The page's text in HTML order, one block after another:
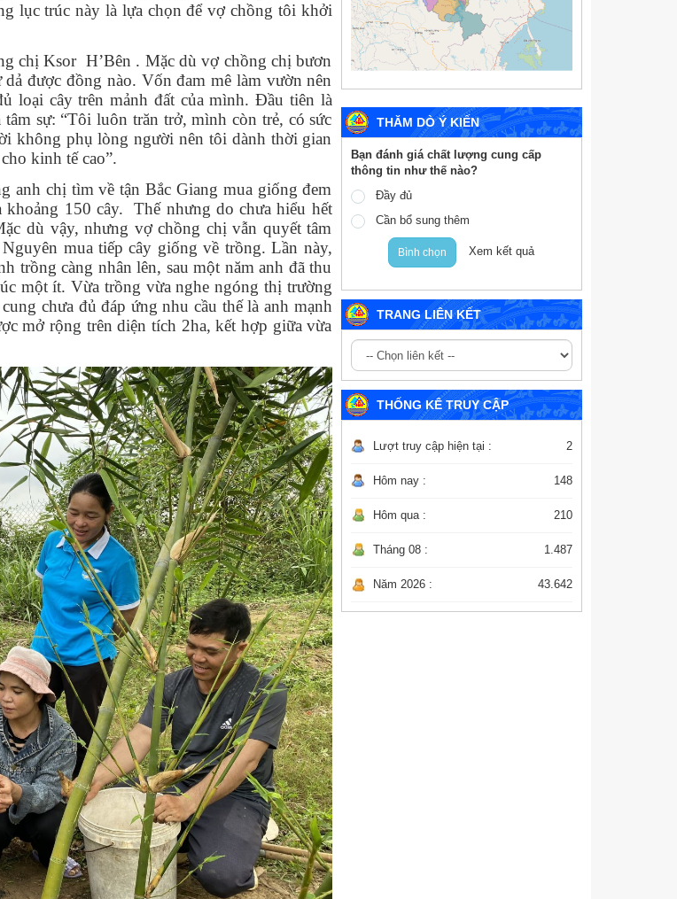
SỰ XÃ
lục trúc này là lựa chọn để vợ chồng tôi khởi
chị Ksor H’Bên . Mặc dù vợ chồng chị bươn
được đồng nào. Vốn đam mê làm vườn nên
loại cây trên mảnh đất của mình. Đầu tiên là
sự: “Tôi luôn trăn trở, mình còn trẻ, có sức
không phụ lòng người nên tôi dành thời gian
kinh tế cao”.
anh chị tìm về tận Bắc Giang mua giống đem
150 cây. Thế nhưng do chưa hiểu hết
dù vậy, nhưng vợ chồng chị vẫn quyết tâm
mua tiếp cây giống về trồng. Lần này,
trồng càng nhân lên, sau một năm anh đã thu
một ít. Vừa trồng vừa nghe ngóng thị trường
chưa đủ đáp ứng nhu cầu thế là anh mạnh
mở rộng trên diện tích 2ha, kết hợp giữa vừa
THĂM DÒ Ý KIẾN
Bạn đánh giá chất lượng cung cấp
thông tin như thế nào?
Đầy đủ
Cần bổ sung thêm
Bình chọn Xem kết quả
TRANG LIÊN KẾT
THỐNG KÊ TRUY CẬP
Lượt truy cập hiện tại : 2
Hôm nay : 148
Hôm qua : 210
Tháng 08 : 1.487
Năm 2026 : 43.642